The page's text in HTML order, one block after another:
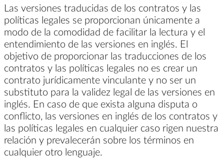
Las versiones traducidas de los contratos y las
políticas legales se proporcionan únicamente a
modo de la comodidad de facilitar la lectura y el
entendimiento de las versiones en inglés. El
objetivo de proporcionar las traducciones de los
contratos y las políticas legales no es crear un
contrato jurídicamente vinculante y no ser un
substituto para la validez legal de las versiones en
inglés. En caso de que exista alguna disputa o
conflicto, las versiones en inglés de los contratos y
las políticas legales en cualquier caso rigen nuestra
relación y prevalecerán sobre los términos en
cualquier otro lenguaje.